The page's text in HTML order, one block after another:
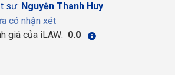
sư: Nguyễn Thanh Huy
có nhận xét
giá của iLAW: 0.0